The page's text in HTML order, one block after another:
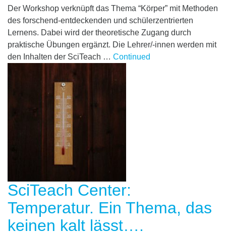
Der Workshop verknüpft das Thema “Körper” mit Methoden
des forschend-entdeckenden und schülerzentrierten
Lernens. Dabei wird der theoretische Zugang durch
praktische Übungen ergänzt. Die Lehrer/-innen werden mit
den Inhalten der SciTeach … Continued
SciTeach Center:
Temperatur. Ein Thema, das
keinen kalt lässt….